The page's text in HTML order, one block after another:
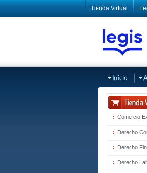
Tienda Virtual
Comercio
Derecho
Derecho
Derecho